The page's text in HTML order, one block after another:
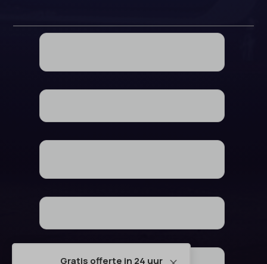
Gratis offerte in 24 uur